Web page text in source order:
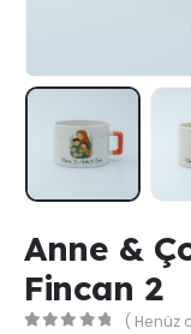
Anne &
Fincan 2
( Henüz